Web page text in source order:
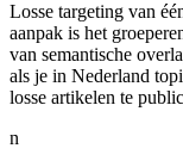
Losse targeting van
aanpak is het
van semantische
als je in Nederland
losse artikelen te
n